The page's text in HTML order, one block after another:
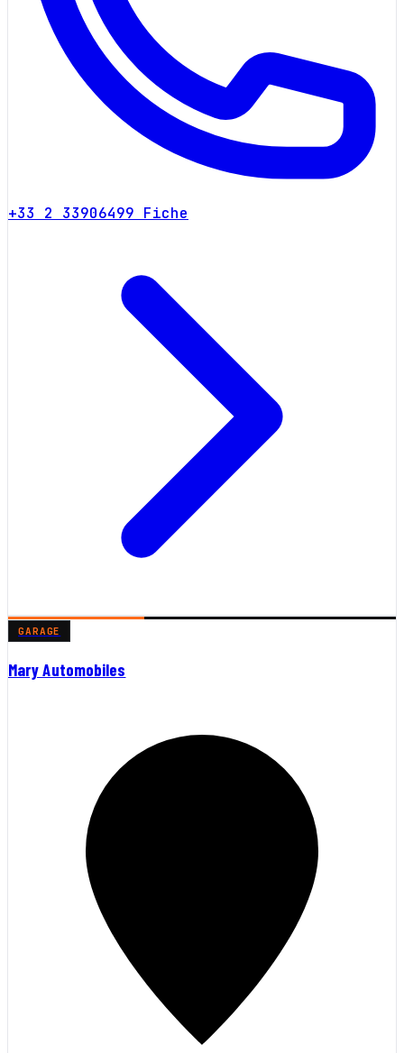
+33 2 33906499 Fiche
GARAGE
Mary Automobiles